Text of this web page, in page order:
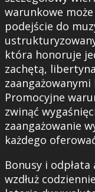
warunkowe
podejście do
która honoruje
zachętą,
Promocyjne
zwinąć
zaangażowanie
każdego
Bonusy i
wzdłuż